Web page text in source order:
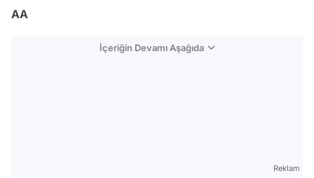
AA
İçeriğin Devamı Aşağıda
Reklam